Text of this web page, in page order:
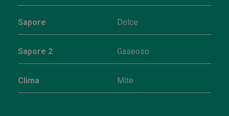
Sapore Dolce
Sapore 2 Gaseoso
Clima Mite